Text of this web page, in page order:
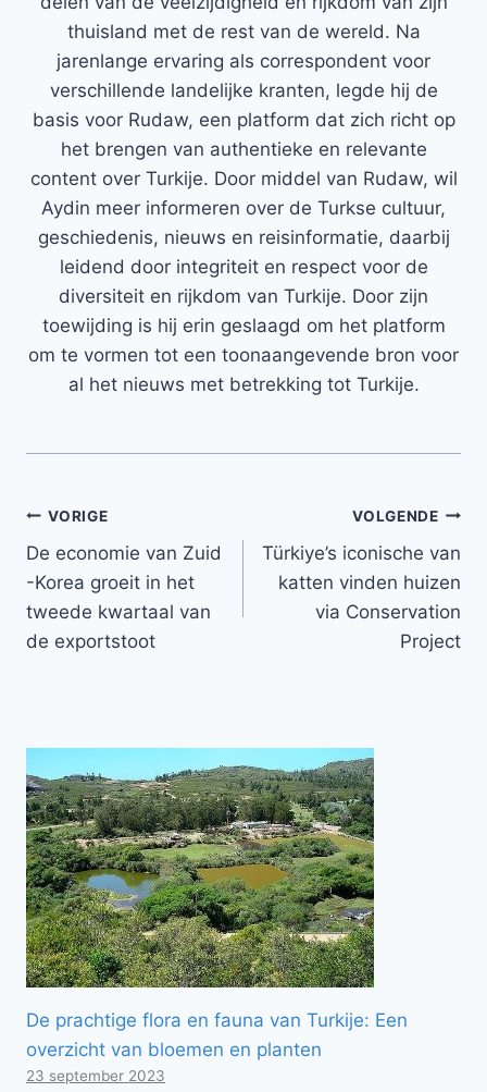
thuisland met de rest van de wereld. Na
jarenlange ervaring als correspondent voor
verschillende landelijke kranten, legde hij de
basis voor Rudaw, een platform dat zich richt op
het brengen van authentieke en relevante
content over Turkije. Door middel van Rudaw, wil
Aydin meer informeren over de Turkse cultuur,
geschiedenis, nieuws en reisinformatie, daarbij
leidend door integriteit en respect voor de
diversiteit en rijkdom van Turkije. Door zijn
toewijding is hij erin geslaagd om het platform
om te vormen tot een toonaangevende bron voor
al het nieuws met betrekking tot Turkije.
Bericht
navigatie
VORIGE
De economie van Zuid
-Korea groeit in het
tweede kwartaal van
de exportstoot
VOLGENDE
Türkiye’s iconische van
katten vinden huizen
via Conservation
Project
De prachtige flora en fauna van Turkije: Een
overzicht van bloemen en planten
23 september 2023